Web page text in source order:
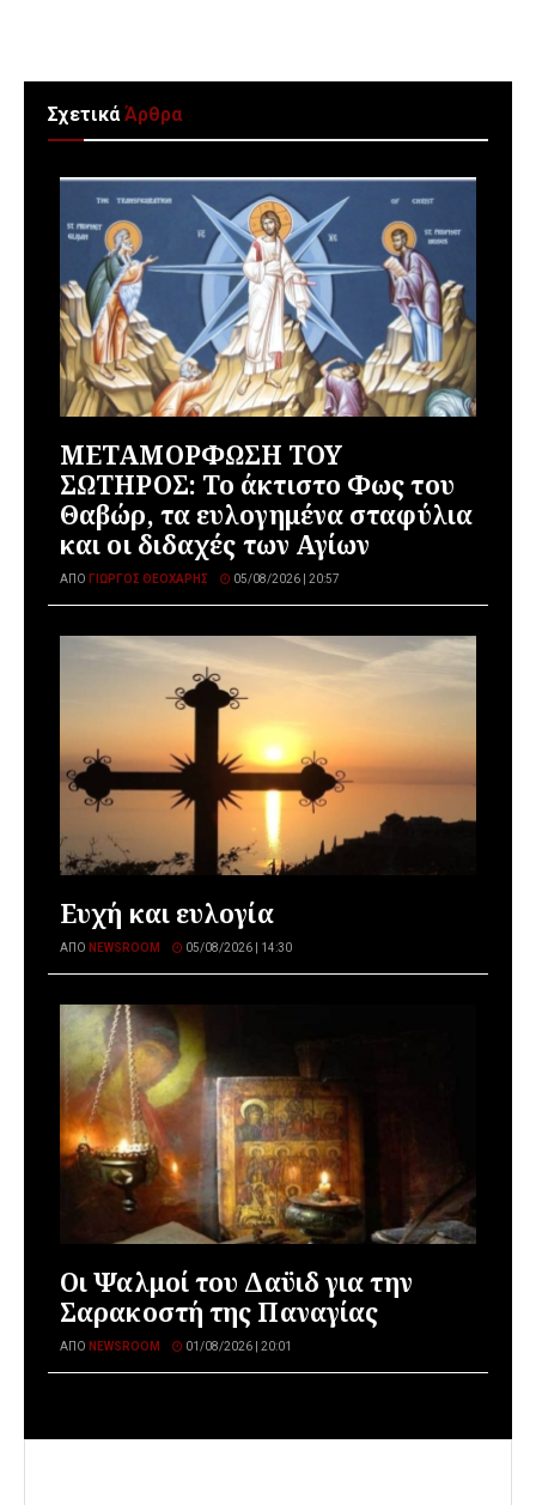
ΣχετικάΆρθρα
ΜΕΤΑΜΟΡΦΩΣΗ ΤΟΥ
ΣΩΤΗΡΟΣ: Το άκτιστο Φως του
Θαβώρ, τα ευλογημένα σταφύλια
και οι διδαχές των Αγίων
ΑΠΌ ΓΙΏΡΓΟΣ ΘΕΟΧΆΡΗΣ 05/08/2026 | 20:57
Ευχή και ευλογία
ΑΠΌ NEWSROOM 05/08/2026 | 14:30
Οι Ψαλμοί του Δαϋιδ για την
Σαρακοστή της Παναγίας
ΑΠΌ NEWSROOM 01/08/2026 | 20:01